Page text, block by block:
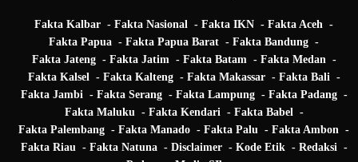
Fakta Kalbar Fakta Nasional Fakta IKN
Fakta Aceh
Fakta Papua
Fakta Papua Barat
Fakta Bandung
Fakta Jateng
Fakta Jatim Fakta Batam
Fakta Medan
Fakta Kalsel
Fakta Kalteng Fakta Makassar
Fakta Bali
Fakta Jambi
Fakta Serang Fakta Lampung
Fakta Padang
Fakta Maluku
Fakta Kendari
Fakta Babel
Fakta Palembang
Fakta Manado Fakta Palu
Fakta Ambon
Fakta Riau
Fakta Natuna Disclaimer Kode Etik
Redaksi